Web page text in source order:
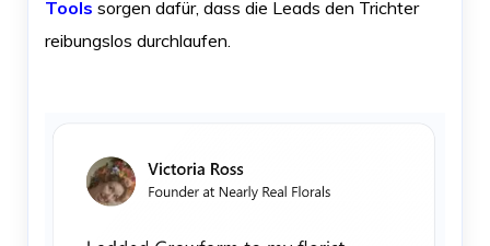
Tools sorgen dafür, dass die Leads den Trichter
reibungslos durchlaufen.